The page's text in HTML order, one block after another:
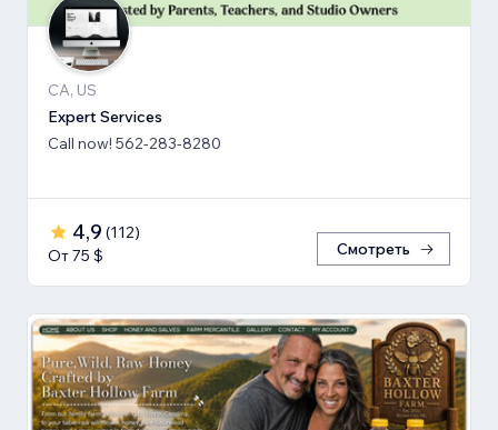
CA, US
Expert Services
Call now! 562-283-8280
4,9 (112)
От 75 $
Смотреть